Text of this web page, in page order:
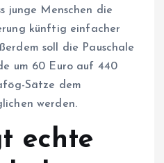
junge Menschen die
künftig einfacher
soll die Pauschale
um 60 Euro auf 440
Sätze dem
werden.
echte